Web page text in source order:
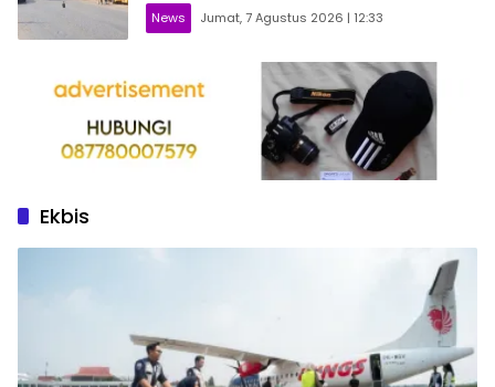
News Jumat, 7 Agustus 2026 | 12:33
Ekbis